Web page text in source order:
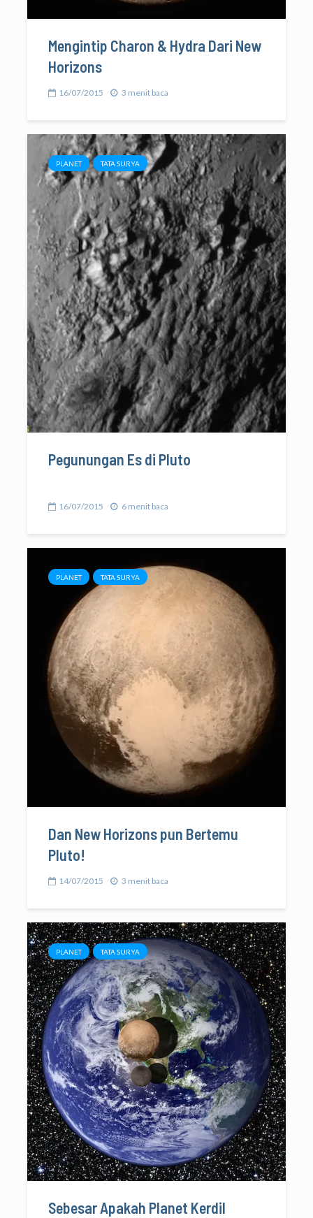
Mengintip Charon & Hydra Dari New
Horizons
16/07/2015 3 menit baca
PLANET TATA SURYA
Pegunungan Es di Pluto
16/07/2015 6 menit baca
PLANET TATA SURYA
Dan New Horizons pun Bertemu
Pluto!
14/07/2015 3 menit baca
PLANET TATA SURYA
Sebesar Apakah Planet Kerdil